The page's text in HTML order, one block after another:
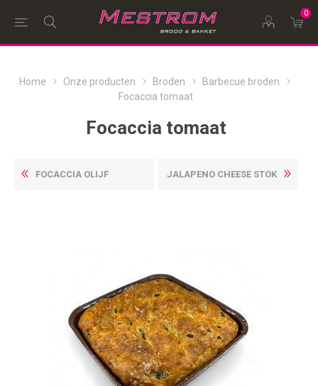
0
Home Onze producten Broden
Barbecue broden
Focaccia tomaat
Focaccia tomaat
FOCACCIA OLIJF JALAPENO CHEESE STOK